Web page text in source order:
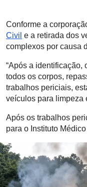
Conforme a
Civil e a retirada dos
complexos por causa
“Após a identificação,
todos os corpos,
trabalhos periciais,
veículos para limpeza
Após os trabalhos
para o Instituto